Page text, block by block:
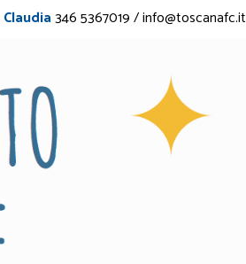
Claudia346 5367019 / info@toscanafc.it